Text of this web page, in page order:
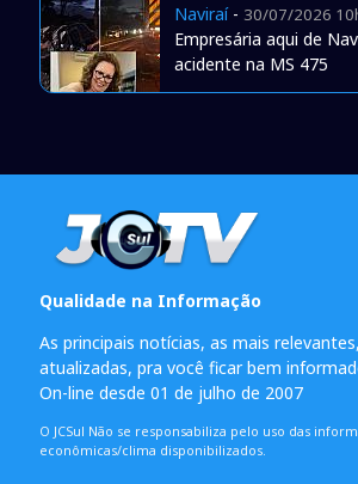
Naviraí- 30/07/2026
Empresária aqui de
acidente na MS 475
Qualidade na Informação
As principais notícias, as mais
atualizadas, pra você ficar bem
On-line desde 01 de julho de 2007
O JCSul Não se responsabiliza pelo uso das
econômicas/clima disponibilizados.